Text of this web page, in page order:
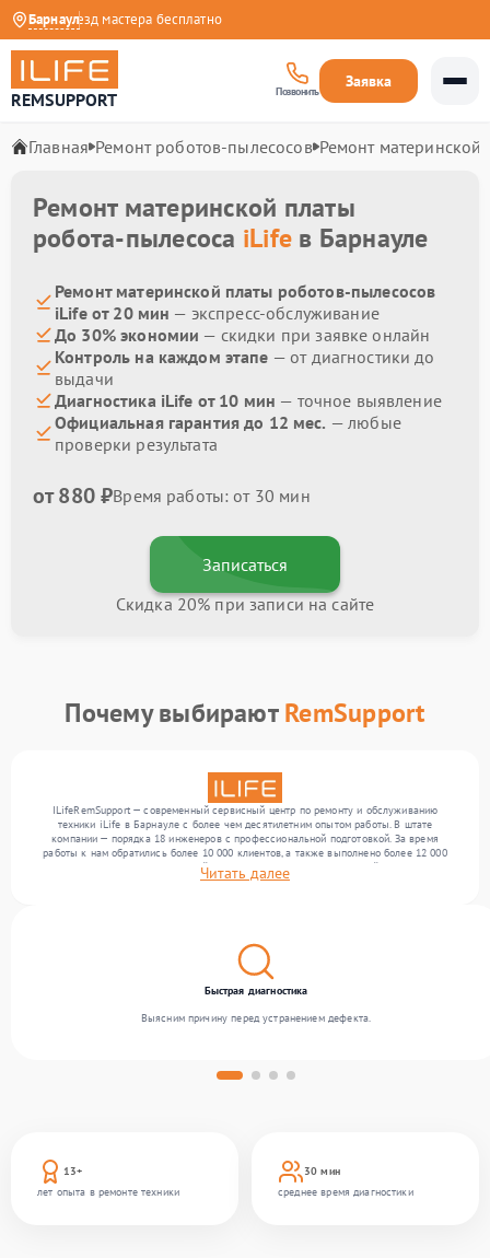
Барнаул
Выезд мастера бесплатно
REMSUPPORT Позвонить
Заявка
Главная Ремонт роботов-пылесосов Ремонт материнской
Ремонт материнской платы
робота-пылесоса iLife в Барнауле
Ремонт материнской платы роботов-пылесосов
iLife от 20 мин — экспресс-обслуживание
До 30% экономии — скидки при заявке онлайн
Контроль на каждом этапе — от диагностики до
выдачи
Диагностика iLife от 10 мин — точное выявление
Официальная гарантия до 12 мес. — любые
проверки результата
от 880 ₽Время работы: от 30 мин
Записаться
Скидка 20% при записи на сайте
Почему выбираютRemSupport
ILifeRemSupport — современный сервисный центр по ремонту и обслуживанию
техники iLife в Барнауле с более чем десятилетним опытом работы. В штате
компании — порядка 18 инженеров с профессиональной подготовкой. За время
работы к нам обратились более 10 000 клиентов, а также выполнено более 12 000
ремонтов. Ежемесячно в сервисный центр поступает более 300 устройств, включая , , .
Мы устраняем поломки любой сложности и предлагаем стабильный уровень сервиса
Читать далее
13+
лет опыта в ремонте техники
30 мин
среднее время диагностики
Быстрая диагностика
Выясним причину перед устранением дефекта.